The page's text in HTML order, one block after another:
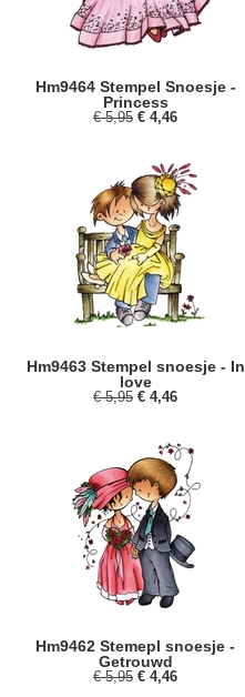
Hm9464 Stempel Snoesje -
Princess
€ 5,95 € 4,46
Hm9463 Stempel snoesje - In
love
€ 5,95 € 4,46
Hm9462 Stemepl snoesje -
Getrouwd
€ 5,95 € 4,46